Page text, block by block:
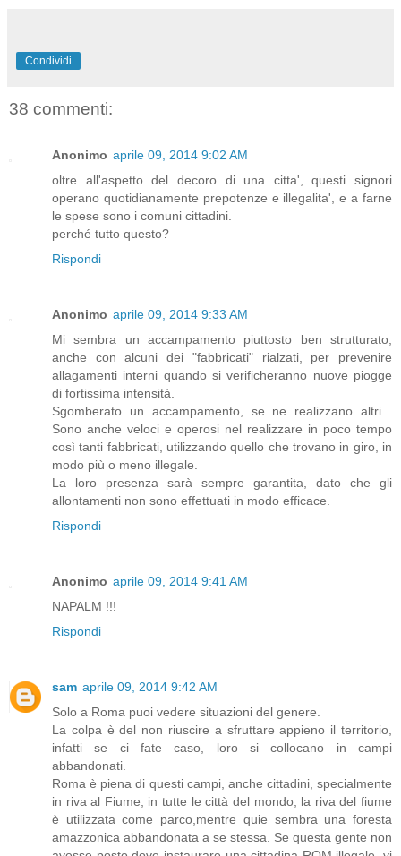
Condividi
38 commenti:
Anonimo aprile 09, 2014 9:02 AM
oltre all'aspetto del decoro di una citta', questi signori
operano quotidianamente prepotenze e illegalita', e a farne
le spese sono i comuni cittadini.
perché tutto questo?
Rispondi
Anonimo aprile 09, 2014 9:33 AM
Mi sembra un accampamento piuttosto ben strutturato,
anche con alcuni dei "fabbricati" rialzati, per prevenire
allagamenti interni quando si verificheranno nuove piogge
di fortissima intensità.
Sgomberato un accampamento, se ne realizzano altri...
Sono anche veloci e operosi nel realizzare in poco tempo
così tanti fabbricati, utilizzando quello che trovano in giro, in
modo più o meno illegale.
La loro presenza sarà sempre garantita, dato che gli
allontamenti non sono effettuati in modo efficace.
Rispondi
Anonimo aprile 09, 2014 9:41 AM
NAPALM !!!
Rispondi
sam aprile 09, 2014 9:42 AM
Solo a Roma puoi vedere situazioni del genere.
La colpa è del non riuscire a sfruttare appieno il territorio,
infatti se ci fate caso, loro si collocano in campi
abbandonati.
Roma è piena di questi campi, anche cittadini, specialmente
in riva al Fiume, in tutte le città del mondo, la riva del fiume
è utilizzata come parco,mentre quie sembra una foresta
amazzonica abbandonata a se stessa. Se questa gente non